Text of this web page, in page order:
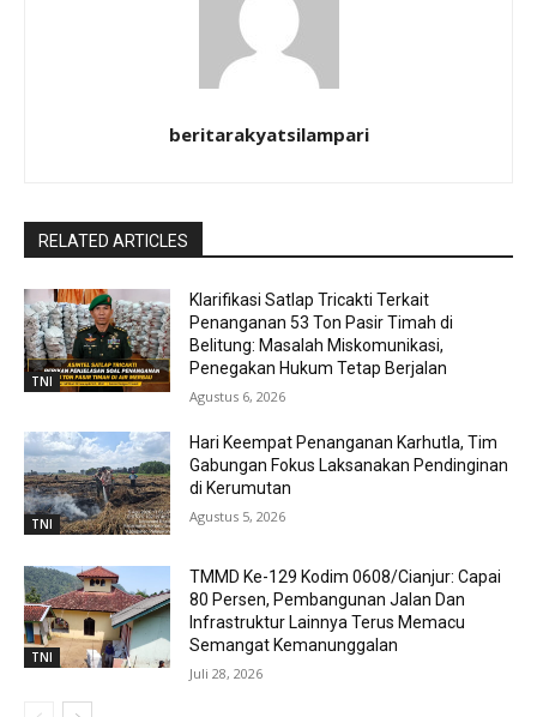
beritarakyatsilampari
RELATED ARTICLES
TNI
Klarifikasi Satlap Tricakti Terkait
Penanganan 53 Ton Pasir Timah di
Belitung: Masalah Miskomunikasi,
Penegakan Hukum Tetap Berjalan
Agustus 6, 2026
TNI
Hari Keempat Penanganan Karhutla, Tim
Gabungan Fokus Laksanakan Pendinginan
di Kerumutan
Agustus 5, 2026
TNI
TMMD Ke-129 Kodim 0608/Cianjur: Capai
80 Persen, Pembangunan Jalan Dan
Infrastruktur Lainnya Terus Memacu
Semangat Kemanunggalan
Juli 28, 2026